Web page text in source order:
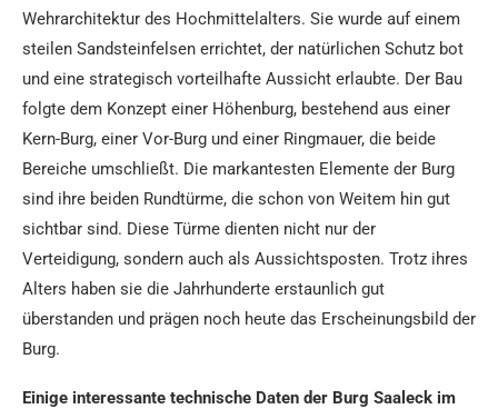
Wehrarchitektur des Hochmittelalters. Sie wurde auf einem
steilen Sandsteinfelsen errichtet, der natürlichen Schutz bot
und eine strategisch vorteilhafte Aussicht erlaubte. Der Bau
folgte dem Konzept einer Höhenburg, bestehend aus einer
Kern-Burg, einer Vor-Burg und einer Ringmauer, die beide
Bereiche umschließt. Die markantesten Elemente der Burg
sind ihre beiden Rundtürme, die schon von Weitem hin gut
sichtbar sind. Diese Türme dienten nicht nur der
Verteidigung, sondern auch als Aussichtsposten. Trotz ihres
Alters haben sie die Jahrhunderte erstaunlich gut
überstanden und prägen noch heute das Erscheinungsbild der
Burg.
Einige interessante technische Daten der Burg Saaleck im